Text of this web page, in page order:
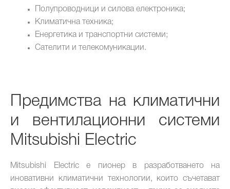
Полупроводници и силова електроника;
Климатична техника;
Енергетика и транспортни системи;
Сателити и телекомуникации.
Предимства на климатични
и вентилационни системи
Mitsubishi Electric
Mitsubishi Electric е пионер в разработването на
иновативни климатични технологии, които съчетават